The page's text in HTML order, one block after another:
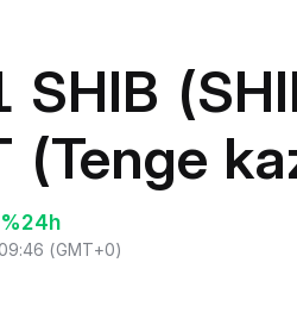
SHIB
(Tenge
24h
(GMT+0)